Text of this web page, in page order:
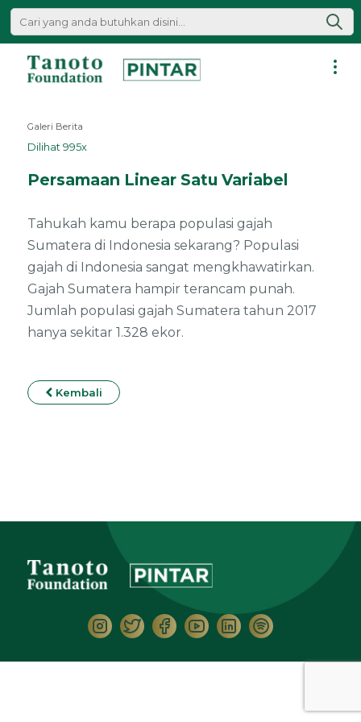
Lewati
|
Tanoto
Galeri Berita
Dilihat 995x
Persamaan Linear Satu Variabel
Tahukah kamu berapa populasi gajah
Sumatera di Indonesia sekarang? Populasi
gajah di Indonesia sangat mengkhawatirkan.
Gajah Sumatera hampir terancam punah.
Jumlah populasi gajah Sumatera tahun 2017
hanya sekitar 1.328 ekor.
Kembali